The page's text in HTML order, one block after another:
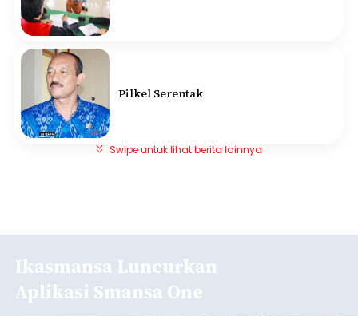
Pilkel Serentak
Swipe untuk lihat berita lainnya
Ikasmansa Luncurkan
Aplikasi Smansa One